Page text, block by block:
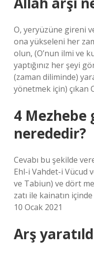
O, yeryüzüne gireni
ona yükseleni her
olun, (O’nun ilmi ve
yaptığınız her şeyi
(zaman diliminde)
yönetmek için) çıkan
4 Mezhebe
nerededir?
Cevabı bu şekilde
Ehl-i Vahdet-i Vücud
ve Tabiun) ve dört
zatı ile kainatın
10 Ocak 2021
Arş